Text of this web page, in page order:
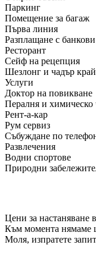
Паркинг
Помещение за багаж
Първа линия
Разплащане с
Ресторант
Сейф на рецепция
Шезлонг и чадър
Услуги
Доктор на повикване
Пералня и химическо
Рент-а-кар
Рум сервиз
Събуждане по
Развлечения
Водни спортове
Природни
Цени за настаняване
Към момента нямаме
Моля, изпратете